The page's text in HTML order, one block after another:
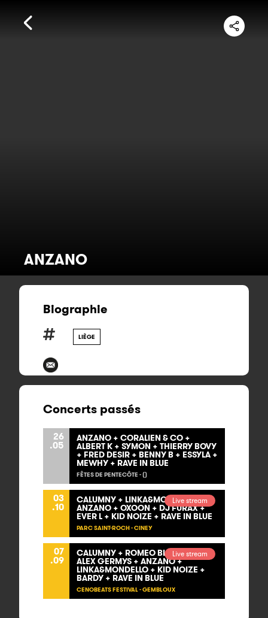
ANZANO
Biographie
LIÈGE
Concerts passés
26
.05
ANZANO + CORALIEN & CO +
ALBERT K + SYMON + THIERRY BOVY
+ FRED DESIR + BENNY B + ESSYLA +
MEWHY + RAVE IN BLUE
FÊTES DE PENTECÔTE - ()
03
.10
CALUMNY + LINKA&MONDELLO +
ANZANO + OXOON + DJ FURAX +
EVER L + KID NOIZE + RAVE IN BLUE
PARC SAINT-ROCH - CINEY
Live stream
07
.09
CALUMNY + ROMEO BLANCO +
ALEX GERMYS + ANZANO +
LINKA&MONDELLO + KID NOIZE +
BARDY + RAVE IN BLUE
CENOBEATS FESTIVAL - GEMBLOUX
Live stream